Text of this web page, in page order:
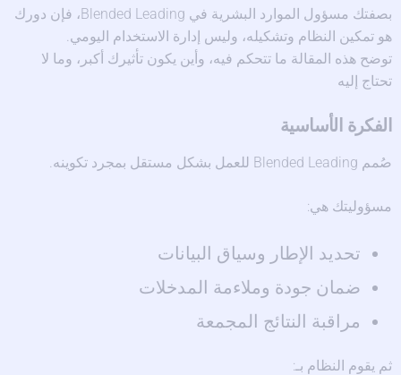
بصفتك مسؤول الموارد البشرية في Blended Leading، فإن دورك
هو تمكين النظام وتشكيله، وليس إدارة الاستخدام اليومي.
توضح هذه المقالة ما تتحكم فيه، وأين يكون تأثيرك أكبر، وما لا
تحتاج إليه
الفكرة الأساسية
صُمم Blended Leading للعمل بشكل مستقل بمجرد تكوينه.
مسؤوليتك هي:
تحديد الإطار وسياق البيانات
ضمان جودة وملاءمة المدخلات
مراقبة النتائج المجمعة
ثم يقوم النظام بـ: